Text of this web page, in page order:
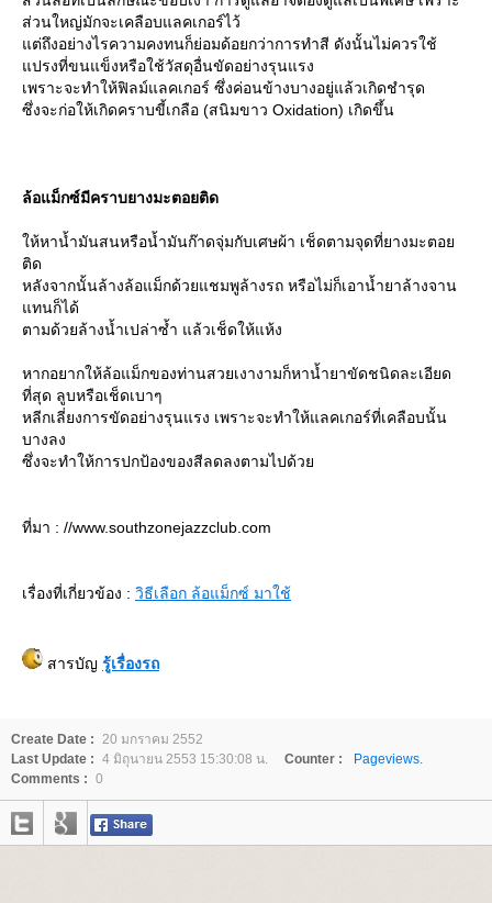
ส่วนใหญ่มักจะเคลือบแลคเกอร์ไว้
ต่ถึงอย่างไรความคงทนก็ย่อมด้อยกว่าการทำสี ดังนั้นไม่ควรใช้
ปรงที่ขนแข็งหรือใช้วัสดุอื่นขัดอย่างรุนแรง
เพราะจะทำให้ฟิลม์แลคเกอร์ ซึ่งค่อนข้างบางอยู่แล้วเกิดชำรุด
ซึ่งจะก่อให้เกิดคราบขี้เกลือ (สนิมขาว Oxidation) เกิดขึ้น
ล้อแม็กซ์มีคราบยางมะตอยติด
ห้หาน้ำมันสนหรือน้ำมันก๊าดจุ่มกับเศษผ้า เช็ดตามจุดที่ยางมะตอ
ติด
หลังจากนั้นล้างล้อแม็กด้วยแชมพูล้างรถ หรือไม่ก็เอาน้ำยาล้างจาน
ทนก็ได้
ตามด้วยล้างน้ำเปล่าซ้ำ แล้วเช็ดให้แห้ง
หากอยากให้ล้อแม็กของท่านสวยเงางามก็หาน้ำยาขัดชนิดละเอียด
ที่สุด ลูบหรือเช็ดเบาๆ
หลีกเลี่ยงการขัดอย่างรุนแรง เพราะจะทำให้แลคเกอร์ที่เคลือบนั้น
บางลง
ซึ่งจะทำให้การปกป้องของสีลดลงตามไปด้ว
ที่มา : //www.southzonejazzclub.com
เรื่องที่เกี่ยวข้อง : วิธีเลือก ล้อแม็กซ์ มาใช้
สารบัญ รู้เรื่องรถ
Create Date : 20 มกราคม 2552
Last Update : 4 มิถุนายน 2553 15:30:08 น. Counter :
Pageviews.
Comments : 0